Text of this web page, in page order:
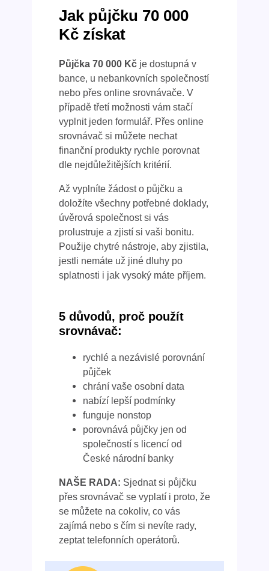
Jak půjčku 70 000
Kč získat
Půjčka 70 000 Kčje dostupná v
bance, u nebankovních společností
nebo přes online srovnávače. V
případě třetí možnosti vám stačí
vyplnit jeden formulář. Přes online
srovnávač si můžete nechat
finanční produkty rychle porovnat
dle nejdůležitějších kritérií.
Až vyplníte žádost o půjčku a
doložíte všechny potřebné doklady,
úvěrová společnost si vás
prolustruje a zjistí si vaši bonitu.
Použije chytré nástroje, aby zjistila,
jestli nemáte už jiné dluhy po
splatnosti i jak vysoký máte příjem.
5 důvodů, proč použít
srovnávač:
rychlé a nezávislé porovnání
půjček
chrání vaše osobní data
nabízí lepší podmínky
funguje nonstop
porovnává půjčky jen od
společností s licencí od
České národní banky
NAŠE RADA: Sjednat si půjčku
přes srovnávač se vyplatí i proto, že
se můžete na cokoliv, co vás
zajímá nebo s čím si nevíte rady,
zeptat telefonních operátorů.